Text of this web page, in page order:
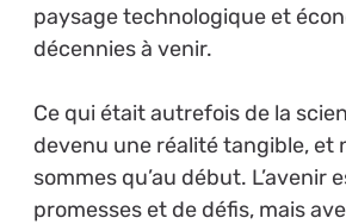
paysage technologique et
décennies à venir.
Ce qui était autrefois de la
devenu une réalité tangible, et
sommes qu’au début. L’avenir
promesses et de défis, mais